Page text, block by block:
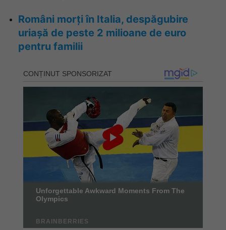
Români morți în Italia, despăgubire
uriașă de peste 2 milioane de euro
pentru familii